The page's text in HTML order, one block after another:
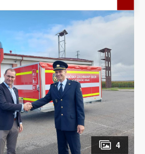
a ředitelem Rhea
není náhodné, dnes je den
zařazen důležitý prvek
pomoci občanům...
4